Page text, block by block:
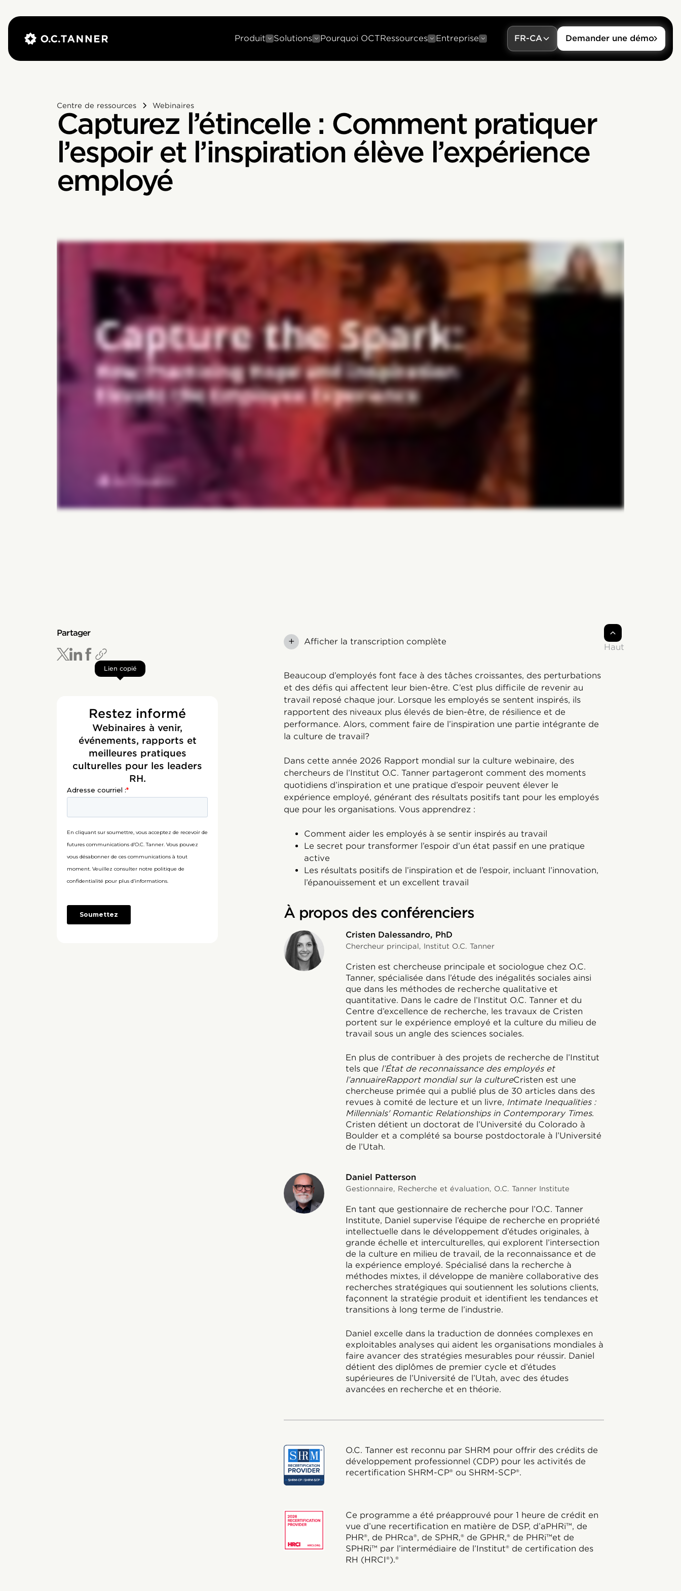
Produit Solutions Pourquoi OCTRessources Entreprise FR-CA Demander une démo
Centre de ressources Webinaires
Capturez l’étincelle : Comment pratiquer
l’espoir et l’inspiration élève l’expérience
employé
Partager
Lien copié
Restez informé
Webinaires à venir,
événements, rapports et
meilleures pratiques
culturelles pour les leaders
RH.
+ Afficher la transcription complète
Beaucoup d’employés font face à des tâches croissantes, des perturbations
et des défis qui affectent leur bien-être. C’est plus difficile de revenir au
travail reposé chaque jour. Lorsque les employés se sentent inspirés, ils
rapportent des niveaux plus élevés de bien-être, de résilience et de
performance. Alors, comment faire de l’inspiration une partie intégrante de
la culture de travail?
Dans cette année 2026 Rapport mondial sur la culture webinaire, des
chercheurs de l’Institut O.C. Tanner partageront comment des moments
quotidiens d’inspiration et une pratique d’espoir peuvent élever le
expérience employé, générant des résultats positifs tant pour les employés
que pour les organisations. Vous apprendrez :
Comment aider les employés à se sentir inspirés au travail
Le secret pour transformer l’espoir d’un état passif en une pratique
active
Les résultats positifs de l’inspiration et de l’espoir, incluant l’innovation,
l’épanouissement et un excellent travail
À propos des conférenciers
Cristen Dalessandro, PhD
Chercheur principal, Institut O.C. Tanner
Cristen est chercheuse principale et sociologue chez O.C.
Tanner, spécialisée dans l’étude des inégalités sociales ainsi
que dans les méthodes de recherche qualitative et
quantitative. Dans le cadre de l’Institut O.C. Tanner et du
Centre d’excellence de recherche, les travaux de Cristen
portent sur le expérience employé et la culture du milieu de
travail sous un angle des sciences sociales.
En plus de contribuer à des projets de recherche de l’Institut
tels que l’État de reconnaissance des employés et
l’annuaireRapport mondial sur la cultureCristen est une
chercheuse primée qui a publié plus de 30 articles dans des
revues à comité de lecture et un livre, Intimate Inequalities :
Millennials' Romantic Relationships in Contemporary Times.
Cristen détient un doctorat de l’Université du Colorado à
Boulder et a complété sa bourse postdoctorale à l’Université
de l’Utah.
Daniel Patterson
Gestionnaire, Recherche et évaluation, O.C. Tanner Institute
En tant que gestionnaire de recherche pour l’O.C. Tanner
Institute, Daniel supervise l’équipe de recherche en propriété
intellectuelle dans le développement d’études originales, à
grande échelle et interculturelles, qui explorent l’intersection
de la culture en milieu de travail, de la reconnaissance et de
la expérience employé. Spécialisé dans la recherche à
méthodes mixtes, il développe de manière collaborative des
recherches stratégiques qui soutiennent les solutions clients,
façonnent la stratégie produit et identifient les tendances et
transitions à long terme de l’industrie.
Daniel excelle dans la traduction de données complexes en
exploitables analyses qui aident les organisations mondiales à
faire avancer des stratégies mesurables pour réussir. Daniel
détient des diplômes de premier cycle et d’études
supérieures de l’Université de l’Utah, avec des études
avancées en recherche et en théorie.
O.C. Tanner est reconnu par SHRM pour offrir des crédits de
développement professionnel (CDP) pour les activités de
recertification SHRM-CP® ou SHRM-SCP®.
Ce programme a été préapprouvé pour 1 heure de crédit en
vue d’une recertification en matière de DSP, d’aPHRi™, de
PHR®, de PHRca®, de SPHR,® de GPHR,® de PHRi™et de
SPHRi™ par l’intermédiaire de l’Institut® de certification des
RH (HRCI®).®
Haut